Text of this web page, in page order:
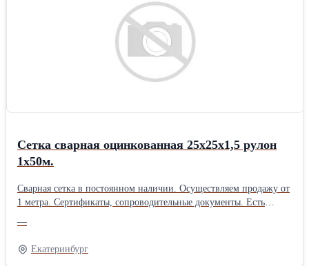
Сетка сварная оцинкованная 25х25х1,5 рулон
1х50м.
Сварная сетка в постоянном наличии. Осуществляем продажу от
1 метра. Сертификаты, сопроводительные документы. Есть
http://pt096.ru или отправив свой заказ на почту zakaz@pt096.ru
—
Екатеринбург